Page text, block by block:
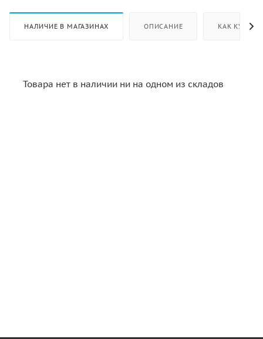
НАЛИЧИЕ В МАГАЗИНАХ ОПИСАНИЕ КАК КУПИТЬ
Товара нет в наличии ни на одном из складов